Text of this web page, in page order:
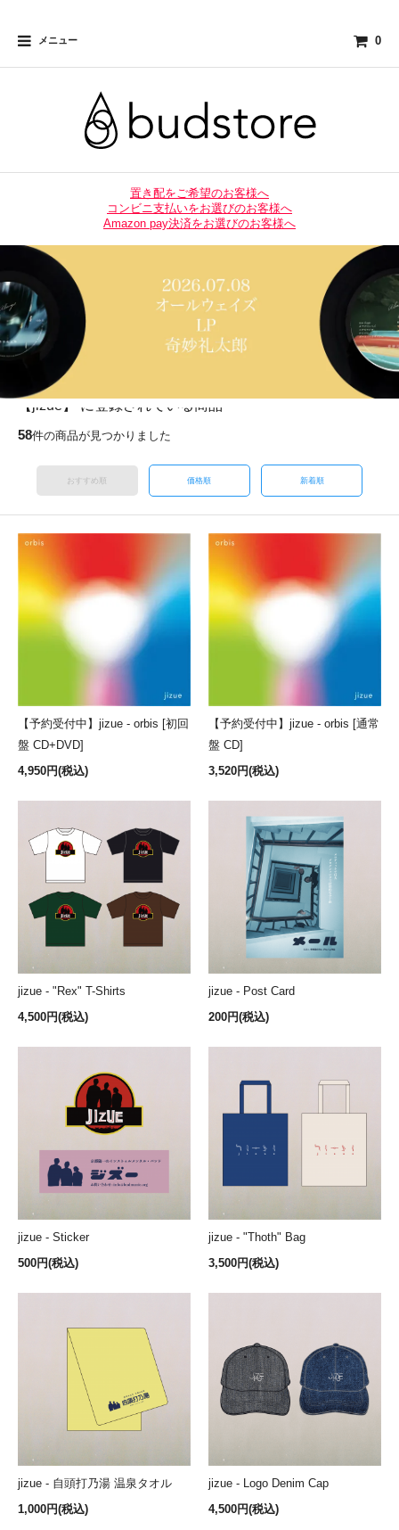
メニュー 0
置き配をご希望のお客様へ
コンビニ支払いをお選びのお客様へ
Amazon pay決済をお選びのお客様へ
【jizue】 に登録されている商品
58件の商品が見つかりました
おすすめ順 価格順 新着順
【予約受付中】jizue - orbis [初回
盤 CD+DVD]
4,950円(税込)
【予約受付中】jizue - orbis [通常
盤 CD]
3,520円(税込)
jizue - "Rex" T-Shirts
4,500円(税込)
jizue - Post Card
200円(税込)
jizue - Sticker
500円(税込)
jizue - "Thoth" Bag
3,500円(税込)
jizue - 自頭打乃湯 温泉タオル
1,000円(税込)
jizue - Logo Denim Cap
4,500円(税込)